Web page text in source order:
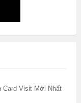
Card Visit Mới Nhất